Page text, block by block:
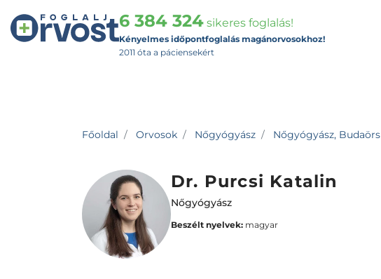
6 384 324 sikeres foglalás!
Kényelmes időpontfoglalás magánorvosokhoz!
2011 óta a páciensekért
Főoldal Orvosok Nőgyógyász Nőgyógyász, Budaörs
Dr. Purcsi Katalin
Nőgyógyász
Beszélt nyelvek: magyar